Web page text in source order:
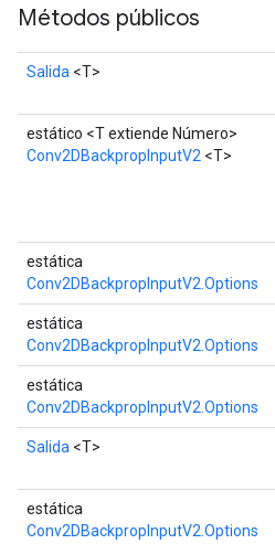
Métodos públicos
Salida <T>
estático <T extiende Número>
Conv2DBackpropInputV2 <T>
estática
Conv2DBackpropInputV2.Options
estática
Conv2DBackpropInputV2.Options
estática
Conv2DBackpropInputV2.Options
Salida <T>
estática
Conv2DBackpropInputV2.Options